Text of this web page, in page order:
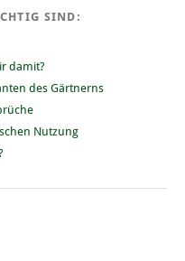
SIND:
damit?
des Gärtnerns
Nutzung